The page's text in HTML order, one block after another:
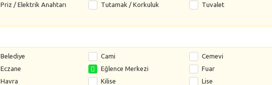
Priz / Elektrik Anahtarı Tutamak / Korkuluk
Tuvalet
Belediye Cami
Cemevi
Eczane Eğlence Merkezi
Fuar
Havra Kilise
Lise